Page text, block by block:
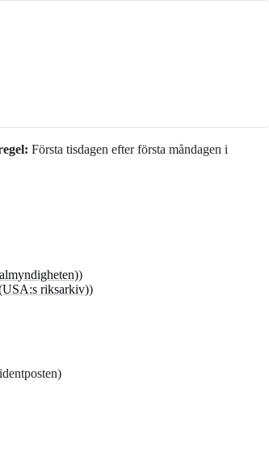
Första tisdagen efter första måndagen i
)
riksarkiv))